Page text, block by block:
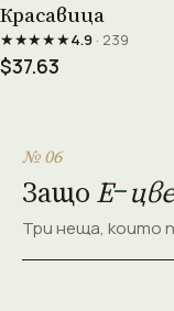
Красавица
★★★★★4.9· 239
$37.63
№ 06
ЗащоЕ
Три неща, които